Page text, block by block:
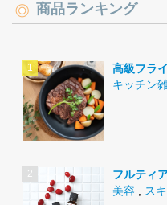
商品ランキング
高級フラ
キッチン
フルティ
美容 , ス